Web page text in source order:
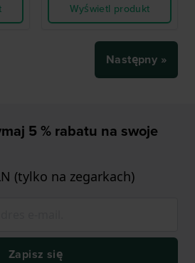
Wyświetl produkt
Następny »
5 % rabatu na swoje
(tylko na zegarkach)
Zapisz się